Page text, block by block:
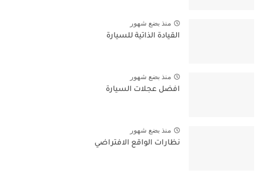
منذ بضع شهور
القيادة الذاتية للسيارة
منذ بضع شهور
افضل عجلات السيارة
منذ بضع شهور
نظارات الواقع الافتراضي